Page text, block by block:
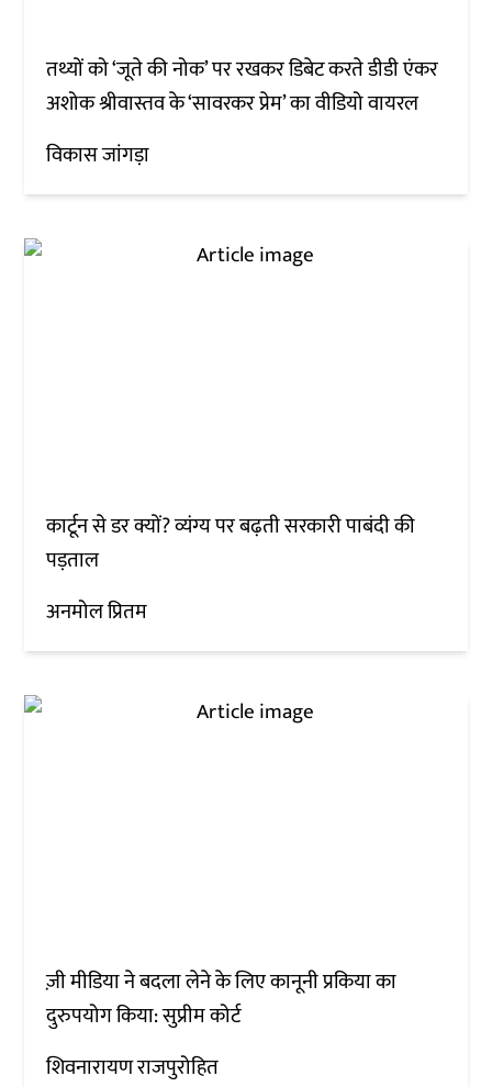
तथ्यों को ‘जूते की नोक’ पर रखकर डिबेट करते डीडी एंकर
अशोक श्रीवास्तव के ‘सावरकर प्रेम’ का वीडियो वायरल
विकास जांगड़ा
कार्टून से डर क्यों? व्यंग्य पर बढ़ती सरकारी पाबंदी की
पड़ताल
अनमोल प्रितम
ज़ी मीडिया ने बदला लेने के लिए कानूनी प्रकिया का
दुरुपयोग किया: सुप्रीम कोर्ट
शिवनारायण राजपुरोहित